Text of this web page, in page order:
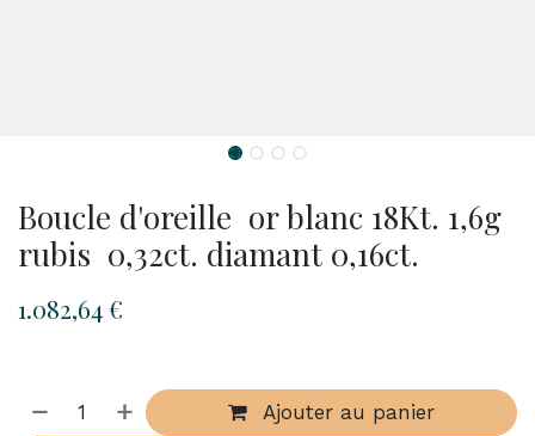
Boucle d'oreille or blanc 18Kt. 1,6g
rubis 0,32ct. diamant 0,16ct.
1.082,64€
Ajouter au panier